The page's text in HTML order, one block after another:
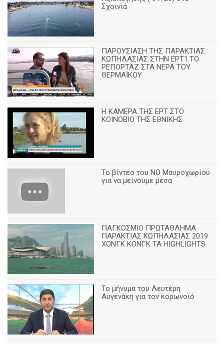
Σχοινιά
ΠΑΡΟΥΣΙΑΣΗ ΤΗΣ ΠΑΡΑΚΤΙΑΣ
ΚΩΠΗΛΑΣΙΑΣ ΣΤΗΝ ΕΡΤ1.ΤΟ
ΡΕΠΟΡΤΑΖ ΣΤΑ ΝΕΡΑ ΤΟΥ
ΘΕΡΜΑΪΚΟΥ
Η ΚΑΜΕΡΑ ΤΗΣ ΕΡΤ ΣΤΟ
ΚΟΙΝΟΒΙΟ ΤΗΣ ΕΘΝΙΚΗΣ
Το βίντεο του ΝΟ Μαυροχωρίου
για να μείνουμε μέσα
ΠΑΓΚΟΣΜΙΟ ΠΡΩΤΑΘΛΗΜΑ
ΠΑΡΑΚΤΙΑΣ ΚΩΠΗΛΑΣΙΑΣ 2019
ΧΟΝΓΚ ΚΟΝΓΚ ΤΑ HIGHLIGHTS
Το μήνυμα του Λευτέρη
Αυγενάκη για τον κορωνοϊό